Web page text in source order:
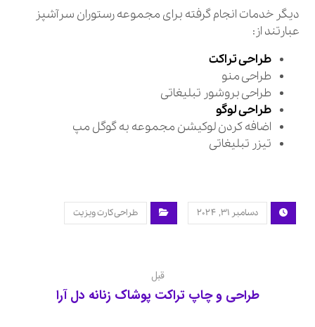
دیگر خدمات انجام گرفته برای مجموعه رستوران سرآشپز
عبارتند از:
طراحی تراکت
طراحی منو
طراحی بروشور تبلیغاتی
طراحی لوگو
اضافه کردن لوکیشن مجموعه به گوگل مپ
تیزر تبلیغاتی
دسامبر ۳۱, ۲۰۲۴ طراحی کارت ویزیت
قبل
طراحی و چاپ تراکت پوشاک زنانه دل آرا